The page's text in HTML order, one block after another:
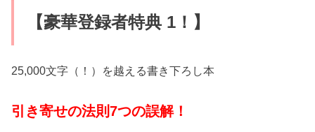
【豪華登録者特典 1！】
25,000文字（！）を越える書き下ろし本
引き寄せの法則7つの誤解！